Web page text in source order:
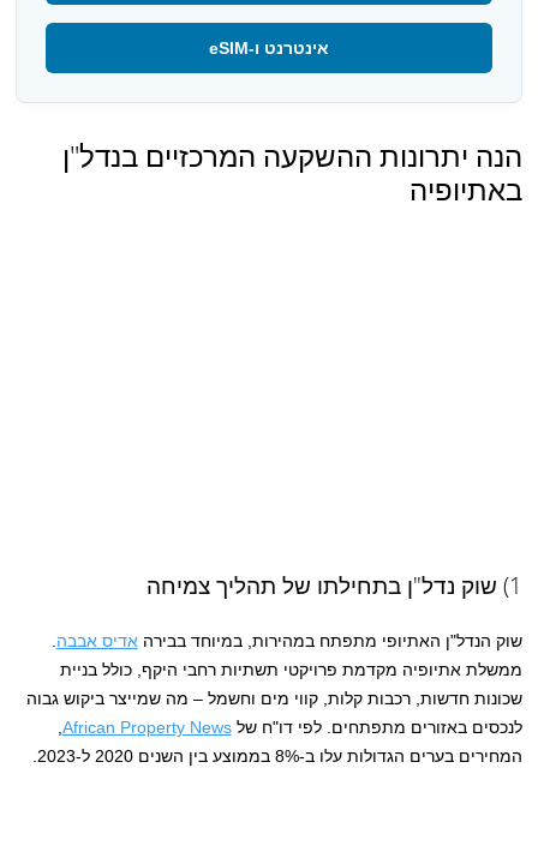
אינטרנט ו-eSIM
הנה יתרונות ההשקעה המרכזיים בנדל"ן
באתיופיה
1) שוק נדל"ן בתחילתו של תהליך צמיחה
שוק הנדל"ן האתיופי מתפתח במהירות, במיוחד בבירה אדיס אבבה
ממשלת אתיופיה מקדמת פרויקטי תשתיות רחבי היקף, כולל בניית
שכונות חדשות, רכבות קלות, קווי מים וחשמל – מה שמייצר ביקוש גבוה
לנכסים באזורים מתפתחים. לפי דו"ח שלAfrican Property News
המחירים בערים הגדולות עלו ב-8% בממוצע בין השנים 2020 ל-2023.